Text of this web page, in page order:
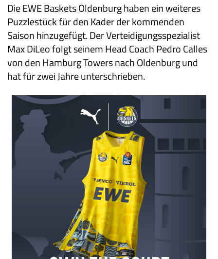
Die EWE Baskets Oldenburg haben ein weiteres
Puzzlestück für den Kader der kommenden
Saison hinzugefügt. Der Verteidigungsspezialist
Max DiLeo folgt seinem Head Coach Pedro Calles
von den Hamburg Towers nach Oldenburg und
hat für zwei Jahre unterschrieben.